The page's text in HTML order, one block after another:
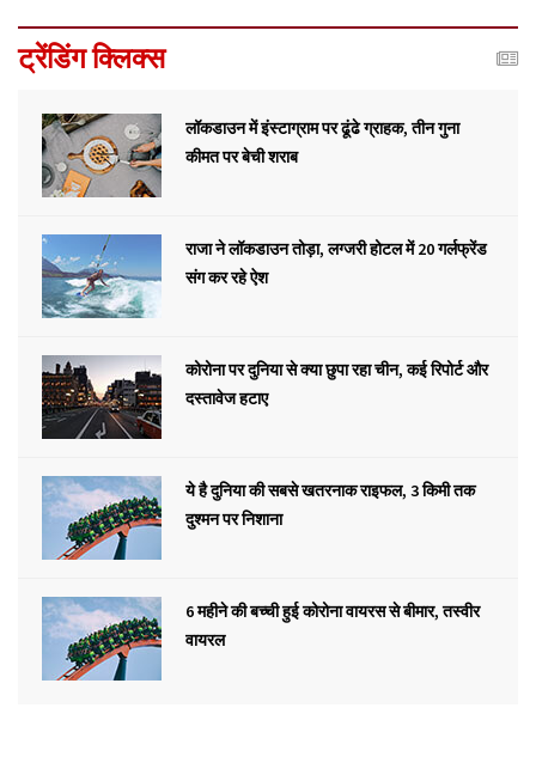
ट्रेंडिंग क्लिक्स
लॉकडाउन में इंस्टाग्राम पर ढूंढे ग्राहक, तीन गुना
कीमत पर बेची शराब
राजा ने लॉकडाउन तोड़ा, लग्जरी होटल में 20 गर्लफ्रेंड
संग कर रहे ऐश
कोरोना पर दुनिया से क्या छुपा रहा चीन, कई रिपोर्ट और
दस्तावेज हटाए
ये है दुनिया की सबसे खतरनाक राइफल, 3 किमी तक
दुश्मन पर निशाना
6 महीने की बच्ची हुई कोरोना वायरस से बीमार, तस्वीर
वायरल